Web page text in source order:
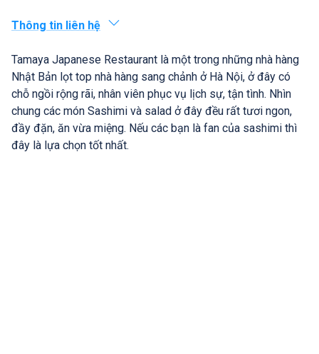
Thông tin liên hệ
Tamaya Japanese Restaurant là một trong những nhà hàng
Nhật Bản lọt top nhà hàng sang chảnh ở Hà Nội, ở đây có
chỗ ngồi rộng rãi, nhân viên phục vụ lịch sự, tận tình. Nhìn
chung các món Sashimi và salad ở đây đều rất tươi ngon,
đầy đặn, ăn vừa miệng. Nếu các bạn là fan của sashimi thì
đây là lựa chọn tốt nhất.